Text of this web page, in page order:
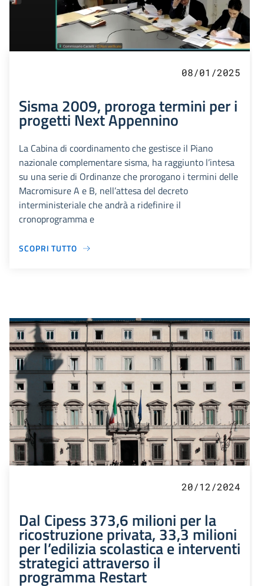
08/01/2025
Sisma 2009, proroga termini per i
progetti Next Appennino
La Cabina di coordinamento che gestisce il Piano
nazionale complementare sisma, ha raggiunto l’intesa
su una serie di Ordinanze che prorogano i termini delle
Macromisure A e B, nell’attesa del decreto
interministeriale che andrà a ridefinire il
cronoprogramma e
SCOPRI TUTTO
20/12/2024
Dal Cipess 373,6 milioni per la
ricostruzione privata, 33,3 milioni
per l’edilizia scolastica e interventi
strategici attraverso il
programma Restart